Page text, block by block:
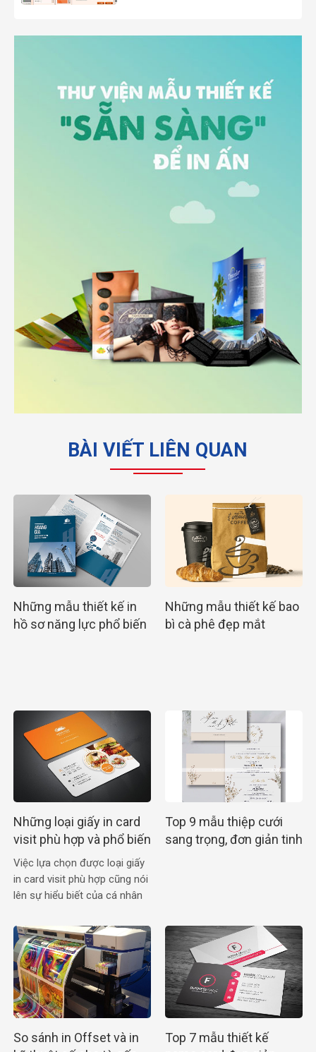
BÀI VIẾT LIÊN QUAN
Những mẫu thiết kế in
hồ sơ năng lực phổ biến
Những mẫu thiết kế bao
bì cà phê đẹp mắt
Những loại giấy in card
visit phù hợp và phổ biến
nhất
Việc lựa chọn được loại giấy
in card visit phù hợp cũng nói
lên sự hiểu biết của cá nhân
Top 9 mẫu thiệp cưới
sang trọng, đơn giản tinh
So sánh in Offset và in
Top 7 mẫu thiết kế